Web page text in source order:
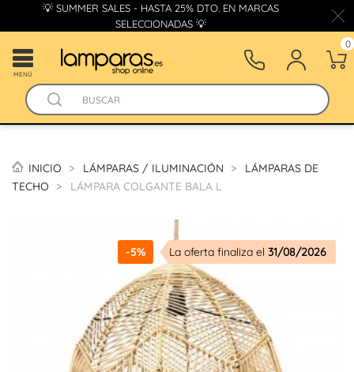
💡 SUMMER SALES - HASTA 25% DTO. EN MARCAS
SELECCIONADAS 💡
MENÚ
0
INICIO LÁMPARAS / ILUMINACIÓN
LÁMPARAS DE
TECHO
LÁMPARA COLGANTE BALA L
-5% La oferta finaliza el 31/08/2026